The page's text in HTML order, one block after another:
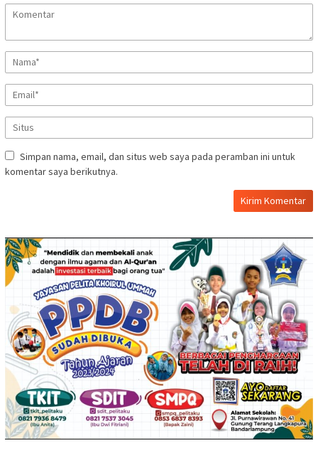
Simpan nama, email, dan situs web saya pada peramban ini untuk
komentar saya berikutnya.